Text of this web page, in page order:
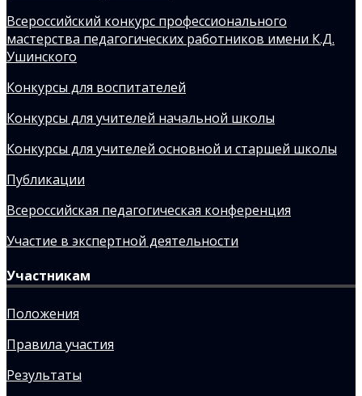
Всероссийский конкурс профессионального
мастерства педагогических работников имени К.Д.
Ушинского
Конкурсы для воспитателей
Конкурсы для учителей начальной школы
Конкурсы для учителей основной и старшей школы
Публикации
Всероссийская педагогическая конференция
Участие в экспертной деятельности
Участникам
Положения
Правила участия
Результаты